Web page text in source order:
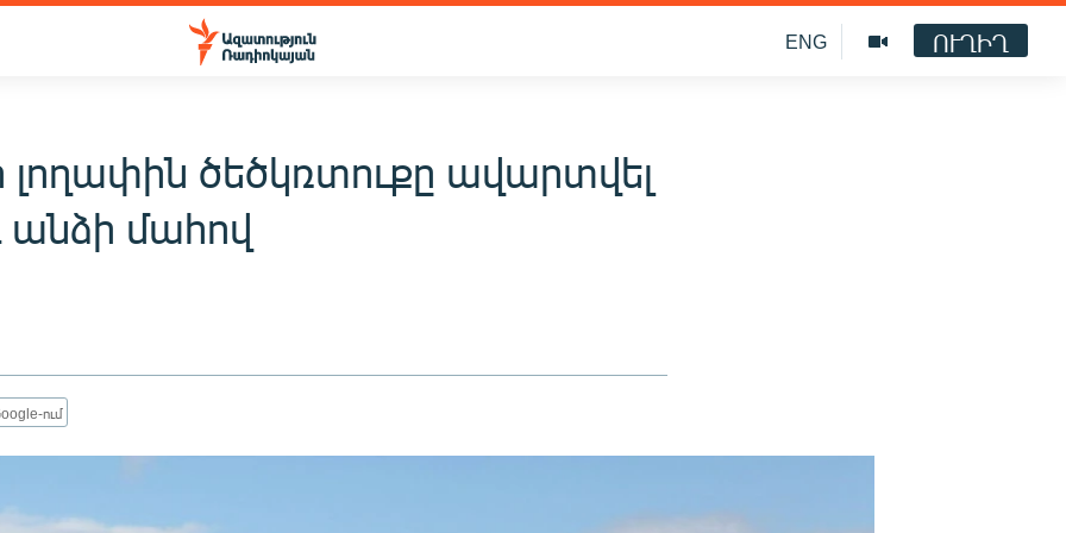
ENG ՈՒՂԻՂ
ծեծկռտուքը ավարտվել
անձի մահով
ում